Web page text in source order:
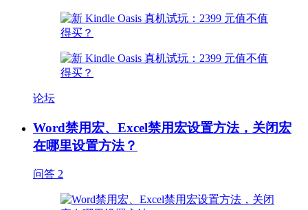
论坛
Word禁用宏、Excel禁用宏设置方法，关闭宏
在哪里设置方法？
问答 2